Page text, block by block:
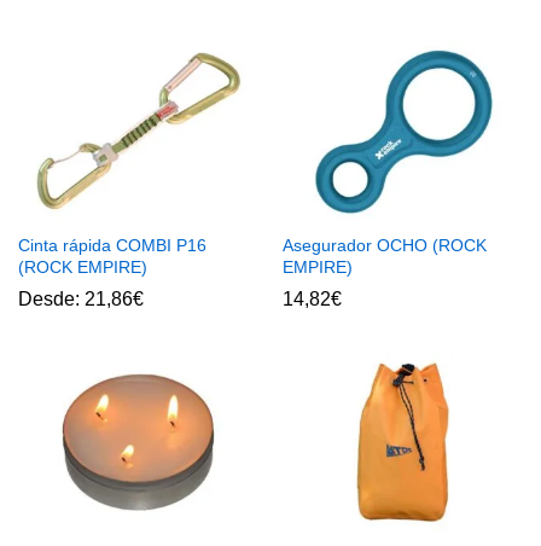
Cinta rápida COMBI P16
(ROCK EMPIRE)
Desde: 21,86€
Asegurador OCHO (ROCK
EMPIRE)
14,82€